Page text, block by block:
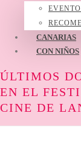
CANARIAS
CON NIÑOS
ÚLTIMOS
EN EL
CINE DE